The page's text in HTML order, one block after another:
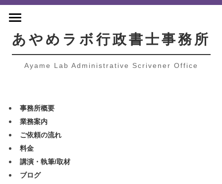
あやめラボ行政書士事務所
Ayame Lab Administrative Scrivener Office
事務所概要
業務案内
ご依頼の流れ
料金
講演・執筆/取材
ブログ